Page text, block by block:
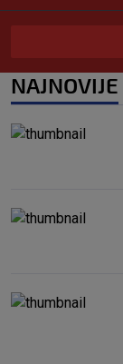
NAJNOVIJE